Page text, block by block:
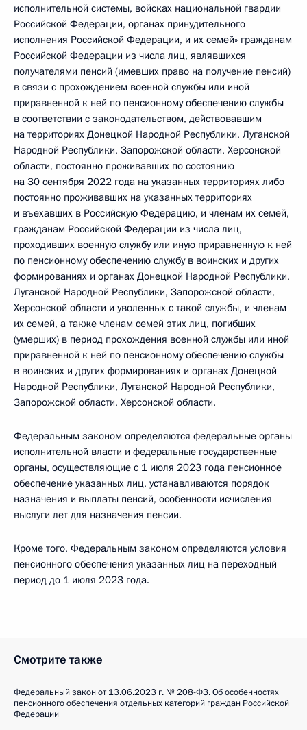
исполнительной системы, войсках национальной гвардии
Российской Федерации, органах принудительного
исполнения Российской Федерации, и их семей» гражданам
Российской Федерации из числа лиц, являвшихся
получателями пенсий (имевших право на получение пенсий)
в связи с прохождением военной службы или иной
приравненной к ней по пенсионному обеспечению службы
в соответствии с законодательством, действовавшим
на территориях Донецкой Народной Республики, Луганской
Народной Республики, Запорожской области, Херсонской
области, постоянно проживавших по состоянию
на 30 сентября 2022 года на указанных территориях либо
постоянно проживавших на указанных территориях
и въехавших в Российскую Федерацию, и членам их семей,
гражданам Российской Федерации из числа лиц,
проходивших военную службу или иную приравненную к ней
по пенсионному обеспечению службу в воинских и других
формированиях и органах Донецкой Народной Республики,
Луганской Народной Республики, Запорожской области,
Херсонской области и уволенных с такой службы, и членам
их семей, а также членам семей этих лиц, погибших
(умерших) в период прохождения военной службы или иной
приравненной к ней по пенсионному обеспечению службы
в воинских и других формированиях и органах Донецкой
Народной Республики, Луганской Народной Республики,
Запорожской области, Херсонской области.
Федеральным законом определяются федеральные органы
исполнительной власти и федеральные государственные
органы, осуществляющие с 1 июля 2023 года пенсионное
обеспечение указанных лиц, устанавливаются порядок
назначения и выплаты пенсий, особенности исчисления
выслуги лет для назначения пенсии.
Кроме того, Федеральным законом определяются условия
пенсионного обеспечения указанных лиц на переходный
период до 1 июля 2023 года.
Смотрите также
Федеральный закон от 13.06.2023 г. № 208-ФЗ. Об особенностях
пенсионного обеспечения отдельных категорий граждан Российской
Федерации